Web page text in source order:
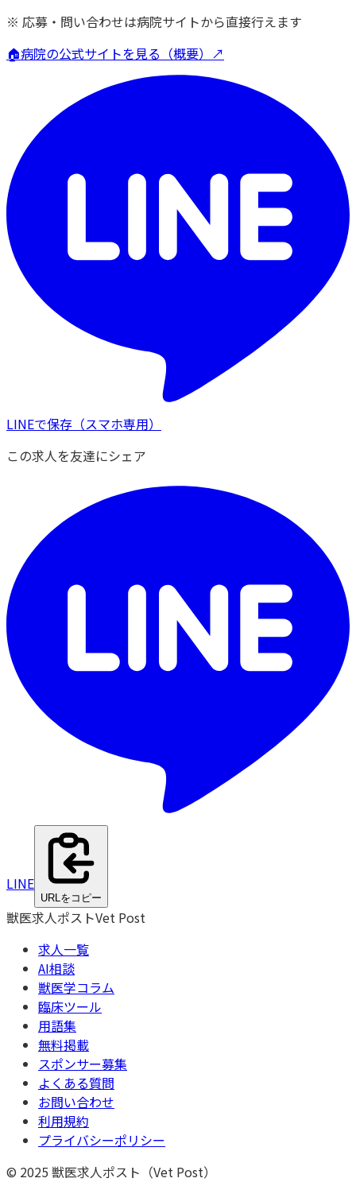
※ 応募・問い合わせは病院サイトから直接行えます
🏠病院の公式サイトを見る（概要）↗
LINEで保存 （スマホ専用）
この求人を友達にシェア
LINE
URLをコピー
獣医求人ポストVet Post
求人一覧
AI相談
獣医学コラム
臨床ツール
用語集
無料掲載
スポンサー募集
よくある質問
お問い合わせ
利用規約
プライバシーポリシー
© 2025 獣医求人ポスト（Vet Post）